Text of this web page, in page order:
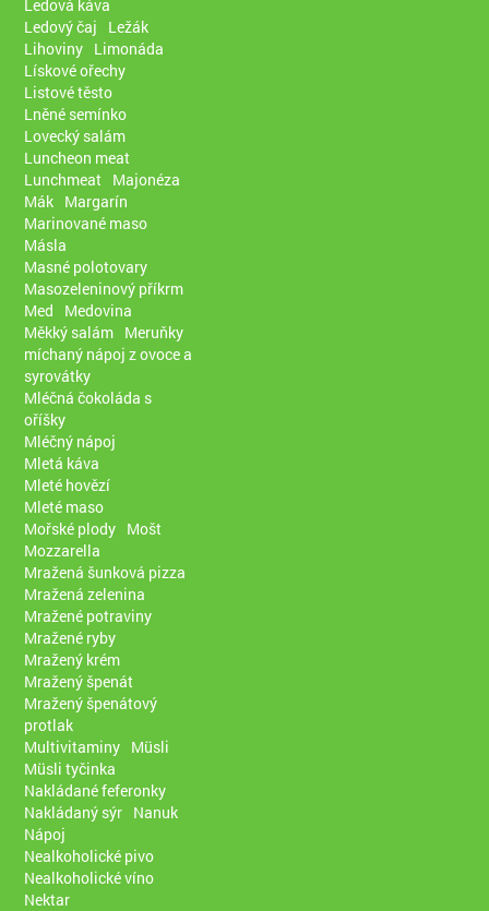
Ledová káva
Ledový čaj
Ležák
Lihoviny Limonáda
Lískové ořechy
Listové těsto
Lněné semínko
Lovecký salám
Luncheon meat
Lunchmeat Majonéza
Mák Margarín
Marinované maso
Másla
Masné polotovary
Masozeleninový příkrm
Med
Medovina
Měkký salám Meruňky
míchaný nápoj z ovoce a
syrovátky
Mléčná čokoláda s
oříšky
Mléčný nápoj
Mletá káva
Mleté hovězí
Mleté maso
Mořské plody Mošt
Mozzarella
Mražená šunková pizza
Mražená zelenina
Mražené potraviny
Mražené ryby
Mražený krém
Mražený špenát
Mražený špenátový
protlak
Multivitaminy Müsli
Müsli tyčinka
Nakládané feferonky
Nakládaný sýr Nanuk
Nápoj
Nealkoholické pivo
Nealkoholické víno
Nektar